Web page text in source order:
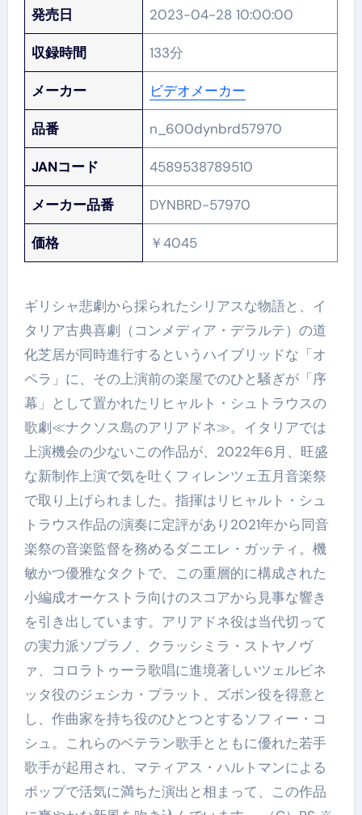
発売日 2023-04-28 10:00:00
収録時間 133分
メーカー ビデオメーカー
品番 n_600dynbrd57970
JANコード 4589538789510
メーカー品番 DYNBRD-57970
価格 ￥4045
ギリシャ悲劇から採られたシリアスな物語と、イ
タリア古典喜劇（コンメディア・デラルテ）の道
化芝居が同時進行するというハイブリッドな「オ
ペラ」に、その上演前の楽屋でのひと騒ぎが「序
幕」として置かれたリヒャルト・シュトラウスの
歌劇≪ナクソス島のアリアドネ≫。イタリアでは
上演機会の少ないこの作品が、2022年6月、旺盛
な新制作上演で気を吐くフィレンツェ五月音楽祭
で取り上げられました。指揮はリヒャルト・シュ
トラウス作品の演奏に定評があり2021年から同音
楽祭の音楽監督を務めるダニエレ・ガッティ。機
敏かつ優雅なタクトで、この重層的に構成された
小編成オーケストラ向けのスコアから見事な響き
を引き出しています。アリアドネ役は当代切って
の実力派ソプラノ、クラッシミラ・ストヤノヴ
ァ、コロラトゥーラ歌唱に進境著しいツェルビネ
ッタ役のジェシカ・プラット、ズボン役を得意と
し、作曲家を持ち役のひとつとするソフィー・コ
シュ。これらのベテラン歌手とともに優れた若手
歌手が起用され、マティアス・ハルトマンによる
ポップで活気に満ちた演出と相まって、この作品